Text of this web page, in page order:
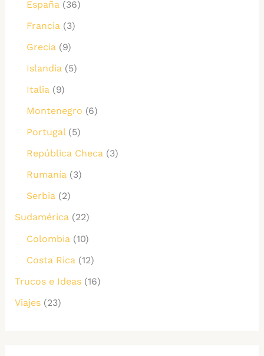
España (36)
Francia (3)
Grecia (9)
Islandia (5)
Italia (9)
Montenegro (6)
Portugal (5)
República Checa (3)
Rumanía (3)
Serbia (2)
Sudamérica (22)
Colombia (10)
Costa Rica (12)
Trucos e Ideas(16)
Viajes(23)